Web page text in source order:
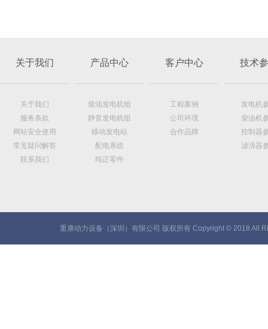
关于我们
关于我们
服务条款
网站安全使用
常见疑问解答
联系我们
产品中心
柴油发电机组
静音发电机组
移动发电站
配电系统
纯正零件
客户中心
工程案例
公司环境
合作品牌
技术
发电机
柴油机
控制器
滤清器
重康动力设备（深圳）有限公司 版权所有 Copyright © 2018 All